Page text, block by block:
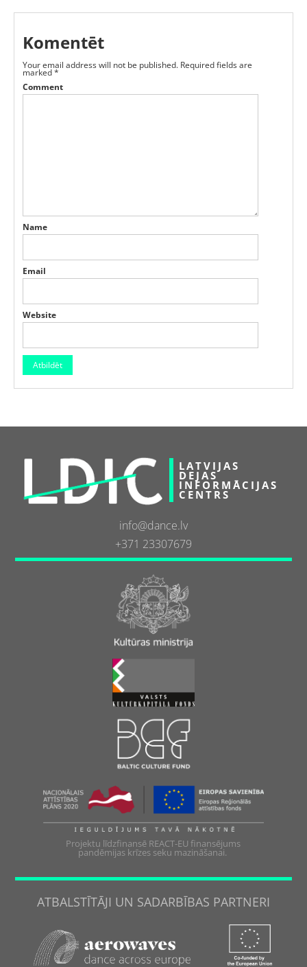
Komentēt
Your email address will not be published. Required fields are
marked*
Comment
Name
Email
Website
LATVIJAS
DEJAS
INFORMĀCIJAS
CENTRS
info@dance.lv
+371 23307679
Projektu līdzfinansē REACT-EU finansējums
pandēmijas krīzes seku mazināšanai.
ATBALSTĪTĀJI UN SADARBĪBAS PARTNERI